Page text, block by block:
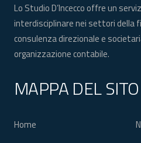
Lo Studio D’Incecco offre un
interdisciplinare nei settori della
consulenza direzionale e
organizzazione contabile.
MAPPA DEL SITO
Home